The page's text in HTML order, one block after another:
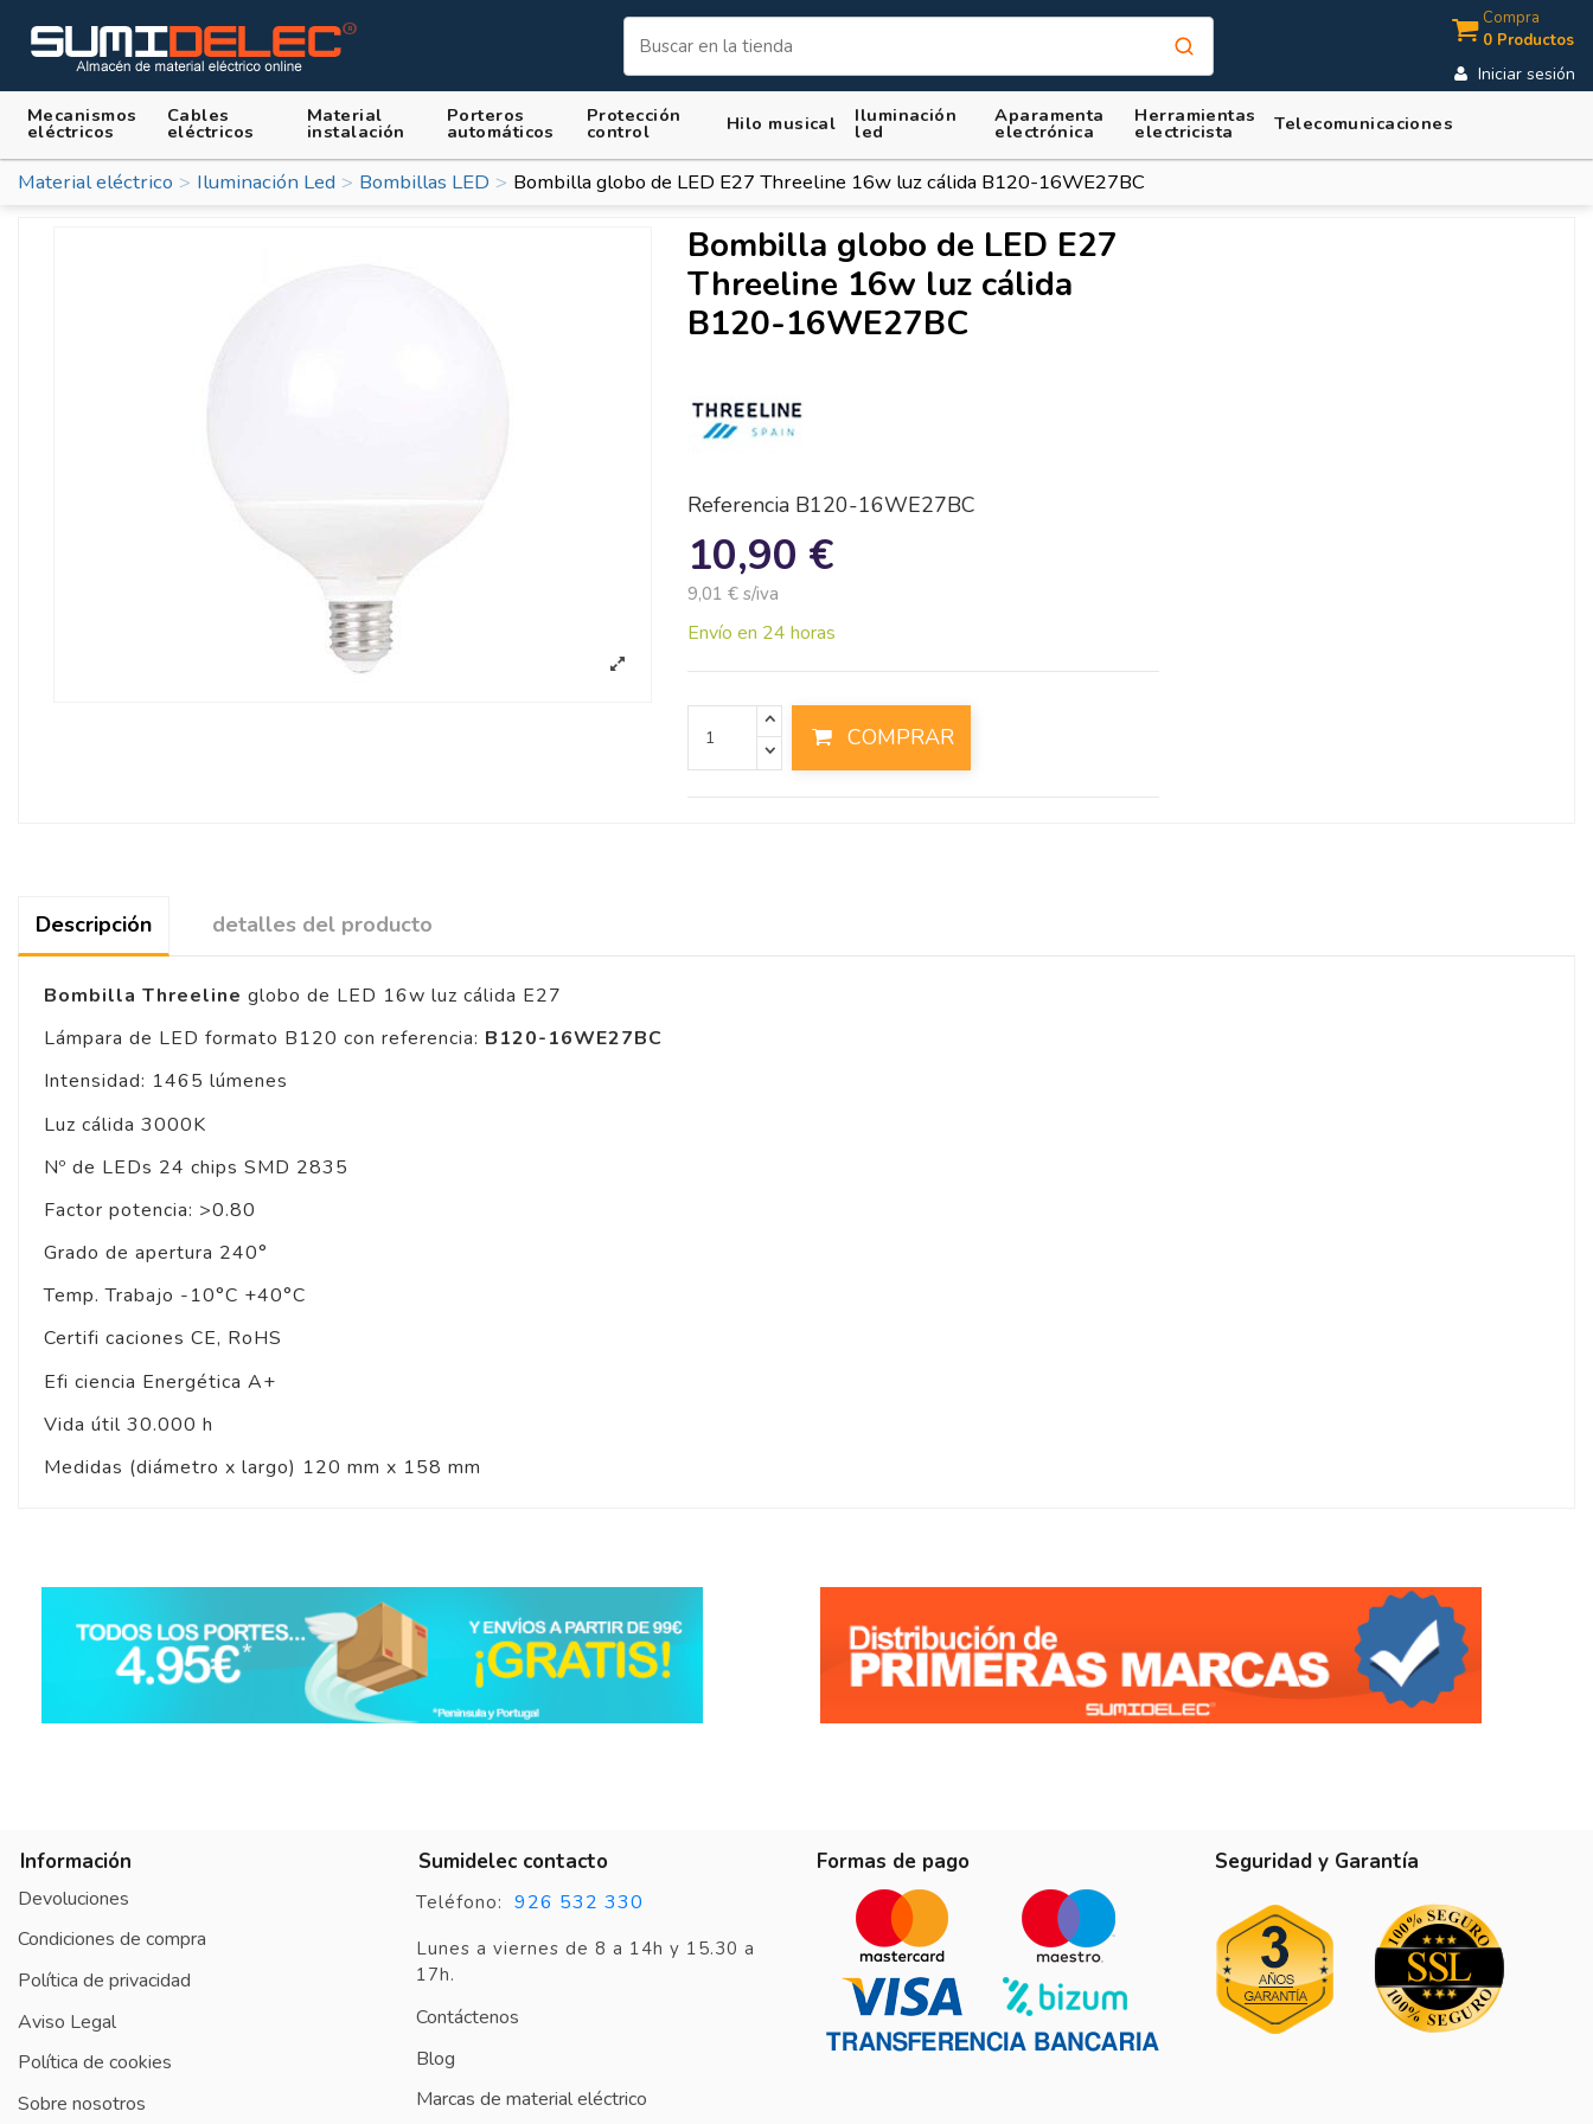
Compra
0 Productos
Iniciar sesión
Mecanismos
eléctricos
Cables
eléctricos
Material
instalación
Porteros
automáticos
Protección
control Hilo musical Iluminación
led
Aparamenta
electrónica
Herramientas
electricista Telecomunicaciones
Material eléctrico Iluminación Led Bombillas LED Bombilla globo de LED E27 Threeline 16w luz cálida B120-16WE27BC
Bombilla globo de LED E27
Threeline 16w luz cálida
B120-16WE27BC
Referencia B120-16WE27BC
10,90 €
9,01 € s/iva
Envío en 24 horas
COMPRAR
Descripción detalles del producto
Bombilla Threeline globo de LED 16w luz cálida E27
Lámpara de LED formato B120 con referencia: B120-16WE27BC
Intensidad: 1465 lúmenes
Luz cálida 3000K
Nº de LEDs 24 chips SMD 2835
Factor potencia: >0.80
Grado de apertura 240°
Temp. Trabajo -10°C +40°C
Certifi caciones CE, RoHS
Efi ciencia Energética A+
Vida útil 30.000 h
Medidas (diámetro x largo) 120 mm x 158 mm
Información
Devoluciones
Condiciones de compra
Política de privacidad
Aviso Legal
Política de cookies
Sobre nosotros
Sumidelec contacto
Teléfono: 926 532 330
Lunes a viernes de 8 a 14h y 15.30 a
17h.
Contáctenos
Blog
Marcas de material eléctrico
Formas de pago Seguridad y Garantía